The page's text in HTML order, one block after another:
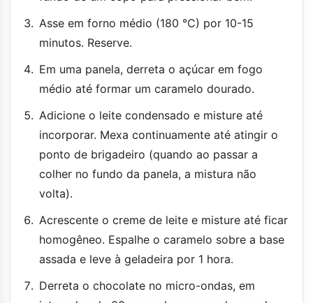
Asse em forno médio (180 °C) por 10-15
minutos. Reserve.
Em uma panela, derreta o açúcar em fogo
médio até formar um caramelo dourado.
Adicione o leite condensado e misture até
incorporar. Mexa continuamente até atingir o
ponto de brigadeiro (quando ao passar a
colher no fundo da panela, a mistura não
volta).
Acrescente o creme de leite e misture até ficar
homogêneo. Espalhe o caramelo sobre a base
assada e leve à geladeira por 1 hora.
Derreta o chocolate no micro-ondas, em